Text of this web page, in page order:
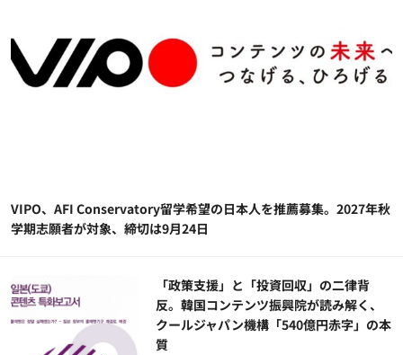
VIPO、AFI Conservatory留学希望の日本人を推薦募集。2027年秋
学期志願者が対象、締切は9月24日
「政策支援」と「投資回収」の二律背
反。韓国コンテンツ振興院が読み解く、
クールジャパン機構「540億円赤字」の本
質